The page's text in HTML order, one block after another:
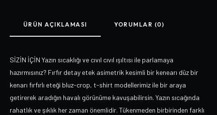
ÜRÜN AÇIKLAMASI YORUMLAR (0)
SİZİN İÇİN Yazın sıcaklığı ve cıvıl cıvıl ışıltısı ile parlamaya
hazırmısınız? Fırfır detay etek asimetrik kesimli bir kenearı düz bir
kenarı fırfırlı eteği bluz-crop, t-shirt modellerimiz ile bir araya
getirerek aradığın havalı görünüme kavuşabilirsin. Yazın sıcağında
rahatlık ve şıklık her zaman önemlidir. Tükenmeden birbirinden farklı